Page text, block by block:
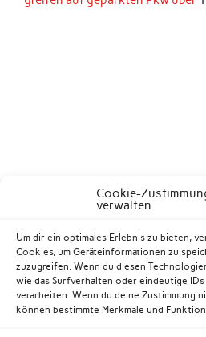
Cookie-
verwalten
Um dir ein optimales Erlebnis zu bieten,
Cookies, um Geräteinformationen zu
zuzugreifen. Wenn du diesen
wie das Surfverhalten oder eindeutige
verarbeiten. Wenn du deine Zustimmung
können bestimmte Merkmale und